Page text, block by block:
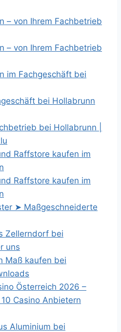
– von Ihrem Fachbetrieb
– von Ihrem Fachbetrieb
im Fachgeschäft bei
bei Hollabrunn
bei Hollabrunn |
Raffstore kaufen im
Raffstore kaufen im
➤ Maßgeschneiderte
Zellerndorf bei
uns
Maß kaufen bei
Österreich 2026 –
Casino Anbietern
Aluminium bei